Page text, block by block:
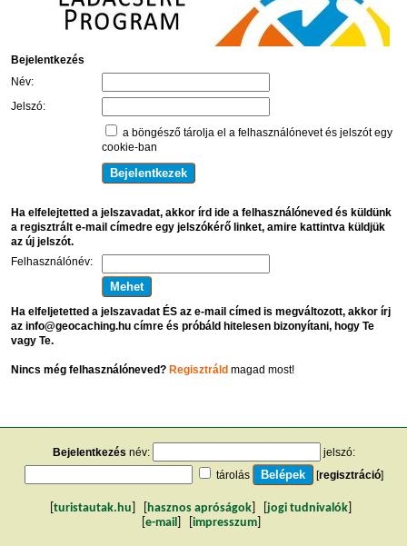
Bejelentkezés
Név:
Jelszó:
a böngésző tárolja el a felhasználónevet és jelszót egy
cookie-ban
Ha elfelejtetted a jelszavadat, akkor írd ide a felhasználóneved és küldünk
a regisztrált e-mail címedre egy jelszókérő linket, amire kattintva küldjük
az új jelszót.
Felhasználónév:
Ha elfeljetetted a jelszavadat ÉS az e-mail címed is megváltozott, akkor írj
az info@geocaching.hu címre és próbáld hitelesen bizonyítani, hogy Te
vagy Te.
Nincs még felhasználóneved? Regisztráldmagad most!
Bejelentkezés név:
jelszó:
tárolás
[regisztráció]
turistautak.hu hasznos apróságok jogi tudnivalók
e-mail impresszum]